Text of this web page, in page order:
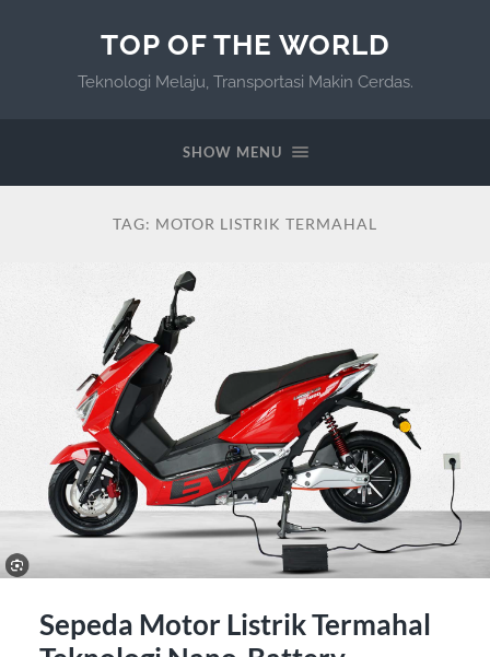
TOP OF THE WORLD
Teknologi Melaju, Transportasi Makin Cerdas.
SHOW MENU
TAG: MOTOR LISTRIK TERMAHAL
Sepeda Motor Listrik Termahal